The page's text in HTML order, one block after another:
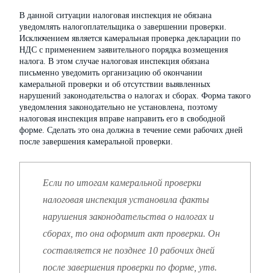
В данной ситуации налоговая инспекция не обязана
уведомлять налогоплательщика о завершении проверки.
Исключением является камеральная проверка декларации по
НДС с применением заявительного порядка возмещения
налога. В этом случае налоговая инспекция обязана
письменно уведомить организацию об окончании
камеральной проверки и об отсутствии выявленных
нарушений законодательства о налогах и сборах. Форма такого
уведомления законодательно не установлена, поэтому
налоговая инспекция вправе направить его в свободной
форме. Сделать это она должна в течение семи рабочих дней
после завершения камеральной проверки.
Если по итогам камеральной проверки
налоговая инспекция установила факты
нарушения законодательства о налогах и
сборах, то она оформит акт проверки. Он
составляется не позднее 10 рабочих дней
после завершения проверки по форме, утв.